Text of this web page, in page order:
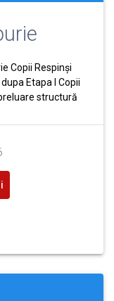
Copii Respinși
Etapa I Copii
structură